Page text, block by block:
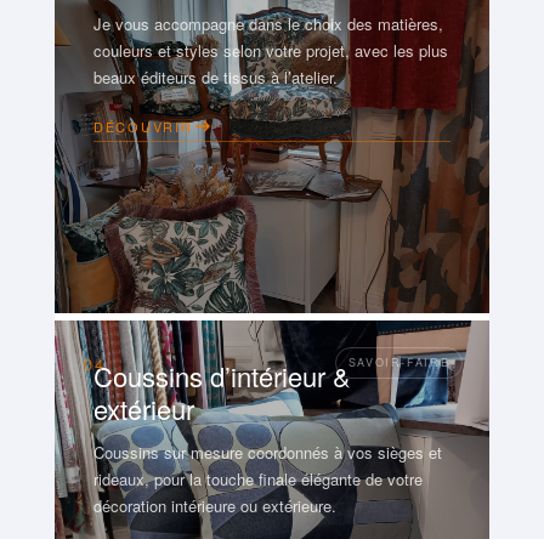
Je vous accompagne dans le choix des matières,
couleurs et styles selon votre projet, avec les plus
beaux éditeurs de tissus à l’atelier.
DÉCOUVRIR
04Coussins d’intérieur &
extérieur
Coussins sur mesure coordonnés à vos sièges et
rideaux, pour la touche finale élégante de votre
décoration intérieure ou extérieure.